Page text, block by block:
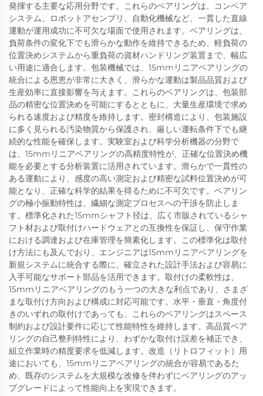
発揮する主要な応用分野です。これらのベアリングは、コンベア
システム、ロボットアセンブリ、自動化機械など、一貫した直線
運動が運用成功に不可欠な場面で使用されます。ベアリングは、
負荷条件の変化下でも滑らかな動作を維持できるため、軽負荷の
位置決めシステムから重負荷の資材ハンドリング装置まで、幅広
い用途に適合します。包装機械では、15mmリニアベアリングの
統合による恩恵が非常に大きく、滑らかな運動は製品品質および
生産効率に直接影響を与えます。これらのベアリングは、包装部
品の精密な位置決めを可能にするとともに、大量生産環境で求め
られる速度および精度を維持します。密封構造により、包装施設
に多く見られる汚染物質から保護され、厳しい運転条件下でも継
続的な性能を確保します。実験室および科学分析機器の分野で
は、15mmリニアベアリングの高精度特性が、正確な位置決め機
能を必要とする分析装置に活用されています。滑らかで一貫性の
ある運動により、感度の高い測定および精密な試料位置決めが可
能となり、正確な科学的結果を得るために不可欠です。ベアリン
グの極小振動特性は、繊細な測定プロセスへの干渉を防止しま
す。標準化された15mmシャフト径は、広く市販されているシャ
フト材および取付けハードウェアとの互換性を保証し、保守作業
における調達および在庫管理を簡素化します。この標準化は取付
け方法にも及んでおり、エンジニアは15mmリニアベアリングを
新規システムに統合する際に、確立された設計手法および容易に
入手可能なサポート部品を活用できます。取付けの柔軟性は、
15mmリニアベアリングのもう一つの大きな利点であり、さまざ
まな取付け方向および構成に対応可能です。水平・垂直・角度付
きのいずれの取付けであっても、これらのベアリングはスペース
制約および設計要件に応じて性能特性を維持します。高品質ベア
リングの自己整列特性により、わずかな取付け誤差を補正でき、
組立作業時の精度要求を低減します。改造（リトロフィット）用
途においても、15mmリニアベアリングの統合が容易であるた
め、既存のシステムを大規模な改修を伴わずにベアリングのアッ
プグレードによって性能向上を実現できます。